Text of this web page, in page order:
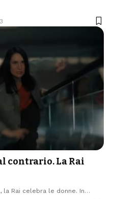
contrario. La Rai
la Rai celebra le donne. In…